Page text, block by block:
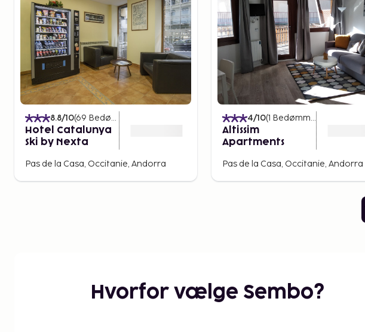
8.8/10(69 Bedømmelser
Hotel Catalunya
Ski by Nexta
Pas de la Casa, Occitanie, Andorra
4/10(1 Bedømmelser
Altissim
Apartments
Pas de la Casa, Occitanie, Andorra
Hvorfor vælge Sembo?